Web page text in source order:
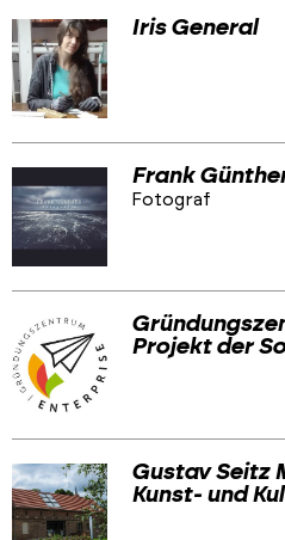
Iris General
Frank
Fotograf
Projekt der
Gustav Seitz
Kunst- und